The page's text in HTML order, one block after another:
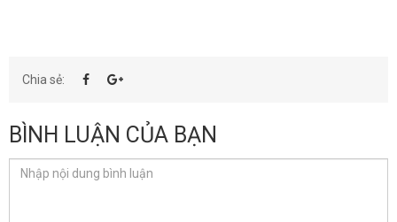
Chia sẻ:
BÌNH LUẬN CỦA BẠN